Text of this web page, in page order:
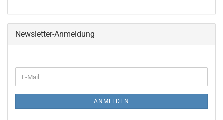
Newsletter-Anmeldung
ZUR
E-
Mail
ANMELDEN